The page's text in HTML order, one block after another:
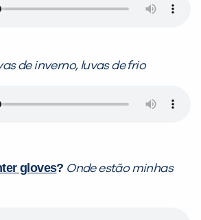
de inverno, luvas de frio
gloves? Onde estão minhas